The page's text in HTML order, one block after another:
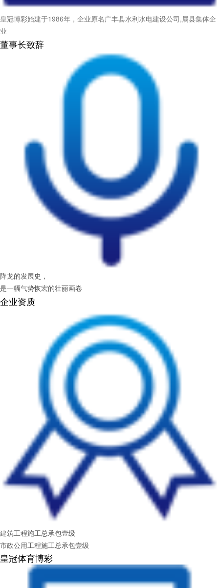
皇冠博彩始建于1986年，企业原名广丰县水利水电建设公司,属县集体企
业
董事长致辞
降龙的发展史，
是一幅气势恢宏的壮丽画卷
企业资质
建筑工程施工总承包壹级
市政公用工程施工总承包壹级
皇冠体育博彩